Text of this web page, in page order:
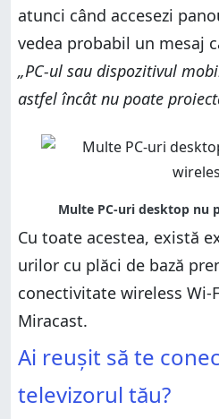
atunci când accesezi
vedea probabil un mesaj
„PC-ul sau dispozitivul
astfel încât nu poate
Cu toate acestea, există
urilor cu plăci de bază
conectivitate wireless Wi-
Miracast.
Ai reușit să te
televizorul tău?